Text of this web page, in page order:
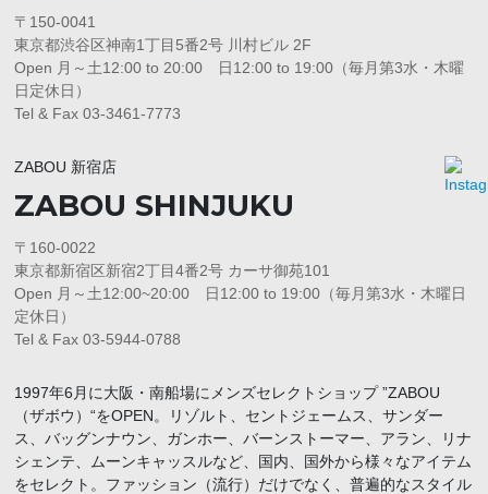
〒150-0041
東京都渋谷区神南1丁目5番2号 川村ビル 2F
Open 月～土12:00 to 20:00 日12:00 to 19:00（毎月第3水・木曜
日定休日）
Tel & Fax 03-3461-7773
ZABOU 新宿店
ZABOU SHINJUKU
〒160-0022
東京都新宿区新宿2丁目4番2号 カーサ御苑101
Open 月～土12:00~20:00 日12:00 to 19:00（毎月第3水・木曜日
定休日）
Tel & Fax 03-5944-0788
1997年6月に大阪・南船場にメンズセレクトショップ ”ZABOU
（ザボウ）“をOPEN。リゾルト、セントジェームス、サンダー
ス、バッグンナウン、ガンホー、バーンストーマー、アラン、リナ
シェンテ、ムーンキャッスルなど、国内、国外から様々なアイテム
をセレクト。ファッション（流行）だけでなく、普遍的なスタイル